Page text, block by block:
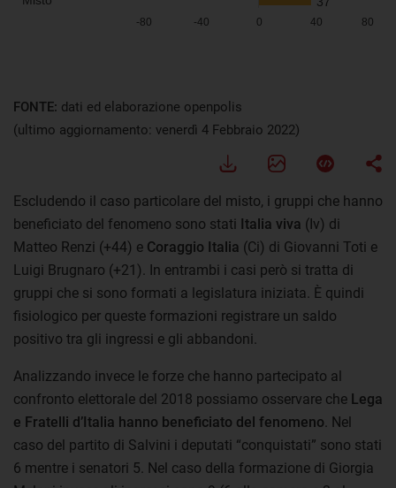
FONTE: dati ed elaborazione openpolis
(ultimo aggiornamento: venerdì 4 Febbraio 2022)
Escludendo il caso particolare del misto, i gruppi che hanno
beneficiato del fenomeno sono stati Italia viva (Iv) di
Matteo Renzi (+44) e Coraggio Italia (Ci) di Giovanni Toti e
Luigi Brugnaro (+21). In entrambi i casi però si tratta di
gruppi che si sono formati a legislatura iniziata. È quindi
fisiologico per queste formazioni registrare un saldo
positivo tra gli ingressi e gli abbandoni.
Analizzando invece le forze che hanno partecipato al
confronto elettorale del 2018 possiamo osservare che Lega
e Fratelli d’Italia hanno beneficiato del fenomeno . Nel
caso del partito di Salvini i deputati “conquistati” sono stati
6 mentre i senatori 5. Nel caso della formazione di Giorgia